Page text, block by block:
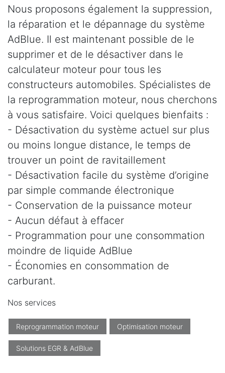
Nous proposons également la suppression,
la réparation et le dépannage du système
AdBlue. Il est maintenant possible de le
supprimer et de le désactiver dans le
calculateur moteur pour tous les
constructeurs automobiles. Spécialistes de
la reprogrammation moteur, nous cherchons
à vous satisfaire. Voici quelques bienfaits :
- Désactivation du système actuel sur plus
ou moins longue distance, le temps de
trouver un point de ravitaillement
- Désactivation facile du système d’origine
par simple commande électronique
- Conservation de la puissance moteur
- Aucun défaut à effacer
- Programmation pour une consommation
moindre de liquide AdBlue
- Économies en consommation de
carburant.
Nos services
Reprogrammation moteur Optimisation moteur
Solutions EGR & AdBlue